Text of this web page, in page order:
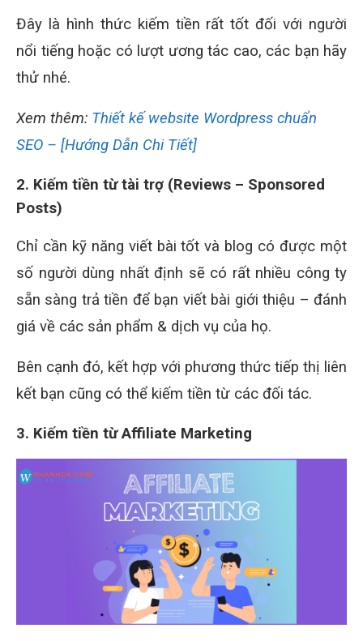
Đây là hình thức kiếm tiền rất tốt đối với người
nổi tiếng hoặc có lượt ương tác cao, các bạn hãy
thử nhé.
Xem thêm: Thiết kế website Wordpress chuẩn
SEO – [Hướng Dẫn Chi Tiết]
2. Kiếm tiền từ tài trợ (Reviews – Sponsored
Posts)
Chỉ cần kỹ năng viết bài tốt và blog có được một
số người dùng nhất định sẽ có rất nhiều công ty
sẵn sàng trả tiền để bạn viết bài giới thiệu – đánh
giá về các sản phẩm & dịch vụ của họ.
Bên cạnh đó, kết hợp với phương thức tiếp thị liên
kết bạn cũng có thể kiếm tiền từ các đối tác.
3. Kiếm tiền từ Affiliate Marketing